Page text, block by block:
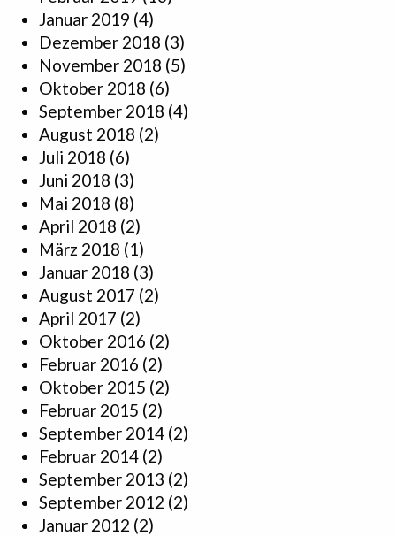
Januar 2019 (4)
Dezember 2018 (3)
November 2018 (5)
Oktober 2018 (6)
September 2018 (4)
August 2018 (2)
Juli 2018 (6)
Juni 2018 (3)
Mai 2018 (8)
April 2018 (2)
März 2018 (1)
Januar 2018 (3)
August 2017 (2)
April 2017 (2)
Oktober 2016 (2)
Februar 2016 (2)
Oktober 2015 (2)
Februar 2015 (2)
September 2014 (2)
Februar 2014 (2)
September 2013 (2)
September 2012 (2)
Januar 2012 (2)